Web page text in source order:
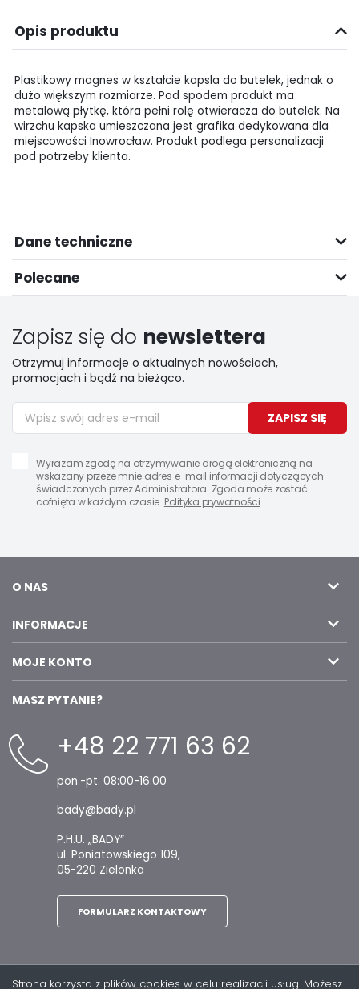
Opis produktu
Plastikowy magnes w kształcie kapsla do butelek, jednak o
dużo większym rozmiarze. Pod spodem produkt ma
metalową płytkę, która pełni rolę otwieracza do butelek. Na
wirzchu kapska umieszczana jest grafika dedykowana dla
miejscowości Inowrocław. Produkt podlega personalizacji
pod potrzeby klienta.
Dane techniczne
Polecane
Zapisz się do newslettera
Otrzymuj informacje o aktualnych nowościach,
promocjach i bądź na bieżąco.
ZAPISZ SIĘ
Wyrażam zgodę na otrzymywanie drogą elektroniczną na
wskazany przeze mnie adres e-mail informacji dotyczących
świadczonych przez Administratora. Zgoda może zostać
cofnięta w każdym czasie. Polityka prywatności
O NAS
INFORMACJE
MOJE KONTO
MASZ PYTANIE?
+48 22 771 63 62
pon.-pt. 08:00-16:00
bady@bady.pl
P.H.U. „BADY”
ul. Poniatowskiego 109,
05-220 Zielonka
FORMULARZ KONTAKTOWY
Strona korzysta z plików cookies w celu realizacji usług. Możesz